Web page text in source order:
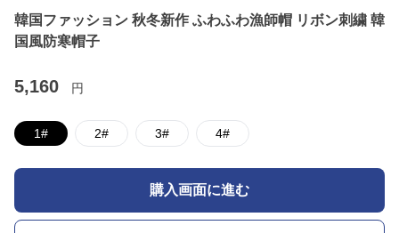
韓国ファッション 秋冬新作 ふわふわ漁師帽 リボン刺繍 韓
国風防寒帽子
5,160 円
1# 2# 3# 4#
購入画面に進む